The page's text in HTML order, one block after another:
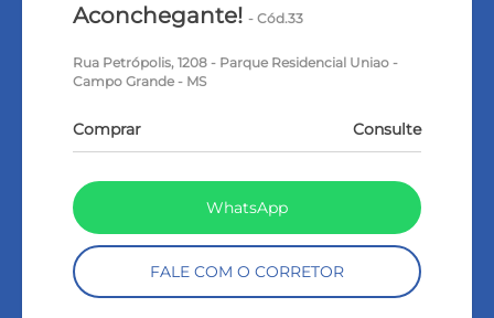
Aconchegante! - Cód.33
Rua Petrópolis, 1208 - Parque Residencial Uniao -
Campo Grande - MS
Comprar Consulte
WhatsApp
FALE COM O CORRETOR